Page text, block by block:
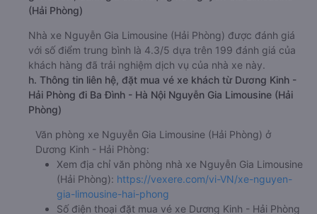
VP Hải Phòng
e. Các điểm trả khách của nhà xe Nguyễn Gia Limousine
(Hải Phòng)
VP Cầu Giấy
Văn Phòng Thạch Bàn
Hải Phòng Nguyễn Gia Limousine (Hải Phòng)
ghế ngồi 230000đ/vé
limousine 230000đ/vé
g. Review, đánh giá chất lượng xe Nguyễn Gia Limousine